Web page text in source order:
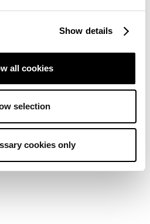
Show details
all cookies
selection
cookies only